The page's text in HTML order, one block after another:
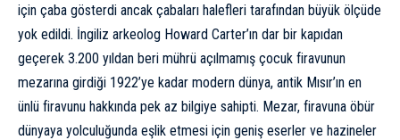
için çaba gösterdi ancak çabaları halefleri tarafından büyük ölçüde
yok edildi. İngiliz arkeolog Howard Carter’ın dar bir kapıdan
geçerek 3.200 yıldan beri mührü açılmamış çocuk firavunun
mezarına girdiği 1922’ye kadar modern dünya, antik Mısır’ın en
ünlü firavunu hakkında pek az bilgiye sahipti. Mezar, firavuna öbür
dünyaya yolculuğunda eşlik etmesi için geniş eserler ve hazineler